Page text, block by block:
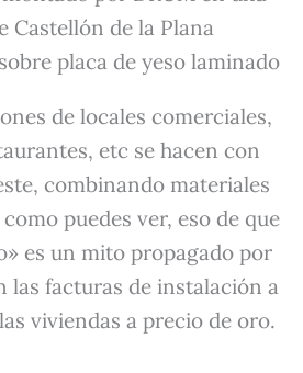
placa de yeso laminado
de locales comerciales,
etc se hacen con
combinando materiales
puedes ver, eso de que
es un mito propagado por
las facturas de instalación a
viviendas a precio de oro.